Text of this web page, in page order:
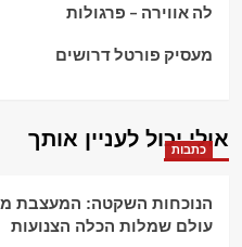
לה אווירה – פרגולות
מעסיק פורטל דרושים
אולי יכול לעניין אותך
כתבות
הנוכחות השקטה: המעצבת
עולם שמלות הכלה הצנועות